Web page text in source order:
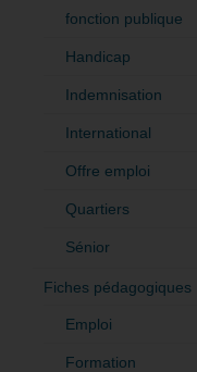
fonction publique
Handicap
Indemnisation
International
Offre emploi
Quartiers
Sénior
Fiches pédagogiques
Emploi
Formation